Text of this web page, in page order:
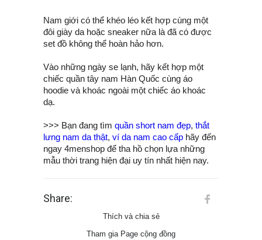
Nam giới có thể khéo léo kết hợp cùng một
đôi giày da hoặc sneaker nữa là đã có được
set đồ không thể hoàn hảo hơn.
Vào những ngày se lạnh, hãy kết hợp một
chiếc quần tây nam Hàn Quốc cùng áo
hoodie và khoác ngoài một chiếc áo khoác
dạ.
>>> Bạn đang tìm quần short nam đẹp, thắt
lưng nam da thật, ví da nam cao cấp hãy đến
ngay 4menshop để tha hồ chọn lựa những
mẫu thời trang hiện đại uy tín nhất hiện nay.
Share:
Thích và chia sẻ
Tham gia Page cộng đồng